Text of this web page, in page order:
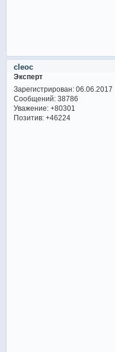
cleoc
Эксперт
Зарегистрирован: 06.06.2017
Сообщений:38786
Уважение: +80301
Позитив: +46224